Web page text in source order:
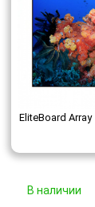
EliteBoard Array
В наличии